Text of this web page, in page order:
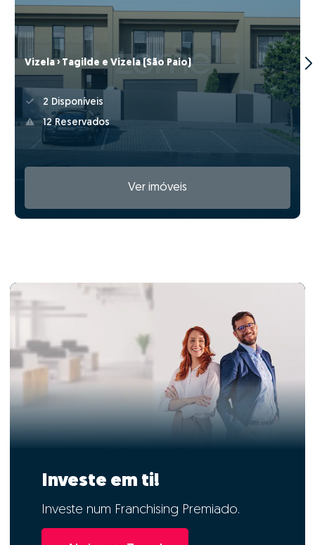
Vizela › Tagilde e Vizela (São Paio)
2 Disponíveis
12 Reservados
Ver imóveis
Investe em ti!
Investe num Franchising Premiado.